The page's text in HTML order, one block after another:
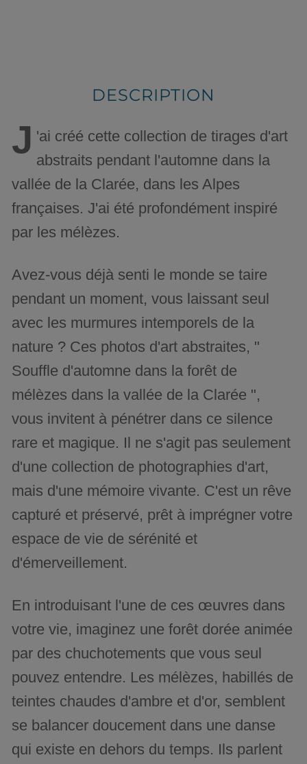
DESCRIPTION
J 'ai créé cette collection de tirages d'art
abstraits pendant l'automne dans la
vallée de la Clarée, dans les Alpes
françaises. J'ai été profondément inspiré
par les mélèzes.
Avez-vous déjà senti le monde se taire
pendant un moment, vous laissant seul
avec les murmures intemporels de la
nature ? Ces photos d'art abstraites, "
Souffle d'automne dans la forêt de
mélèzes dans la vallée de la Clarée ",
vous invitent à pénétrer dans ce silence
rare et magique. Il ne s'agit pas seulement
d'une collection de photographies d'art,
mais d'une mémoire vivante. C'est un rêve
capturé et préservé, prêt à imprégner votre
espace de vie de sérénité et
d'émerveillement.
En introduisant l'une de ces œuvres dans
votre vie, imaginez une forêt dorée animée
par des chuchotements que vous seul
pouvez entendre. Les mélèzes, habillés de
teintes chaudes d'ambre et d'or, semblent
se balancer doucement dans une danse
qui existe en dehors du temps. Ils parlent